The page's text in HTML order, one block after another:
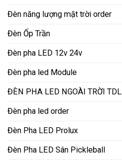
Đèn năng lượng mặt trời order
Đèn Ốp Trần
Đèn pha LED 12v 24v
Đèn pha led Module
ĐÈN PHA LED NGOÀI TRỜI TDL
Đèn pha led order
Đèn Pha LED Prolux
Đèn Pha LED Sân Pickleball